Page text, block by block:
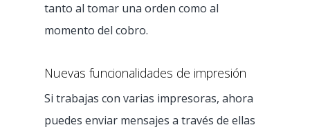
tanto al tomar una orden como al
momento del cobro.
Nuevas funcionalidades de impresión
Si trabajas con varias impresoras, ahora
puedes enviar mensajes a través de ellas